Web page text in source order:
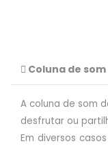
Coluna de som
A coluna de som
desfrutar ou
Em diversos